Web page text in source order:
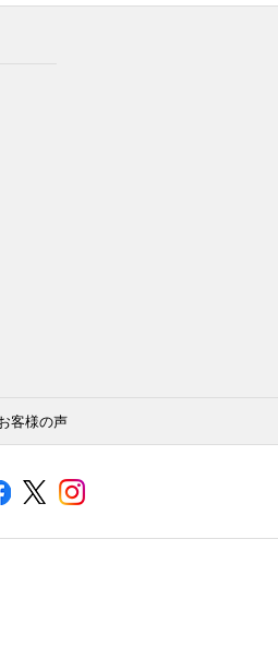
客様の声